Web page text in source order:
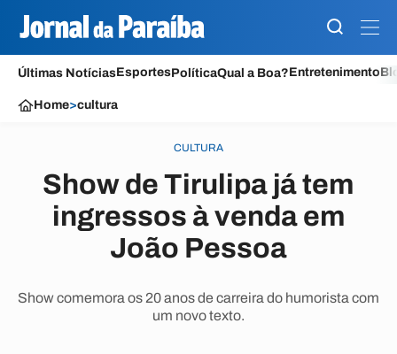
Últimas NotíciasEsportesPolíticaQual a Boa?Entretenimento
Home>cultura
CULTURA
Show de Tirulipa já tem
ingressos à venda em
João Pessoa
Show comemora os 20 anos de carreira do humorista com
um novo texto.